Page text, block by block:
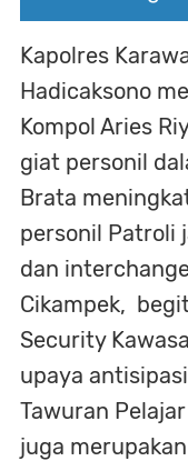
Kapolres
Hadicaksono
Kompol Aries
giat personil
Brata
personil Patroli
dan
Cikampek,
Security
upaya
Tawuran
juga